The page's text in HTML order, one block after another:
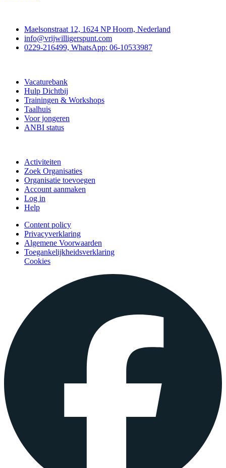
Maelsonstraat 12, 1624 NP Hoorn, Nederland
info@vrijwilligerspunt.com
0229-216499, WhatsApp: 06-10533987
Vacaturebank
Hulp Dichtbij
Trainingen & Workshops
Taalhuis
Voor jongeren
ANBI status
Activiteiten
Zoek Organisaties
Organisatie toevoegen
Account aanmaken
Log in
Help
Content policy
Privacyverklaring
Algemene Voorwaarden
Toegankelijkheidsverklaring
Cookies